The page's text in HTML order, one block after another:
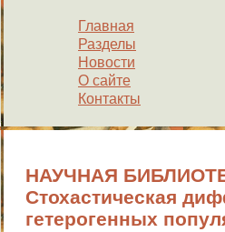
Главная
Разделы
Новости
О сайте
Контакты
НАУЧНАЯ
Стохастическая
гетерогенных